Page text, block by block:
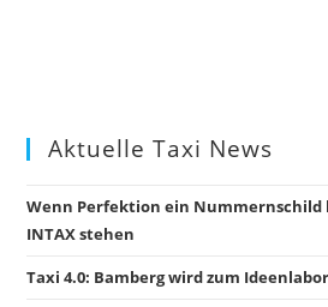
Aktuelle Taxi News
Wenn Perfektion ein
INTAX stehen
Taxi 4.0: Bamberg wird zum